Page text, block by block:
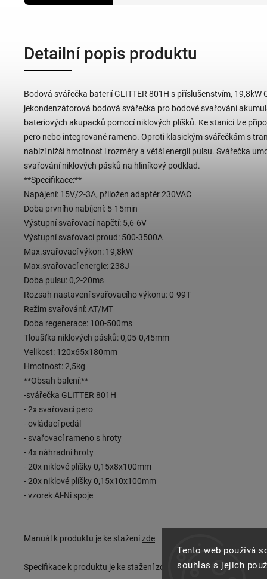
Tento web používá
souhlas s jejich
Detailní popis produktu
Bodová svářečka baterií GLITTER 801H s příslušenstvím, 19,8kW
jekondenzátorová bodová svářečka pro bodové svařování
bateriových akupacků pomocí niklových plíšků. Ke stanici lze
pero nebo integrované rameno. Oproti klasickým svářečkám s
nabízí nižší hmotnost i rozměry a větší energii pulsu. Svářečka
svařování niklových pásků na hliníkový podklad.
**Specifikace:**
Napájení: 15V/2-3A, přiložen adaptér 230VAC
Doba prvního nabíjení: 5-15min
Výstupní svařovací napětí: 5,6-6V
Výstupní svařovací proud: 500-3500A
Max.svařovací výkon: 19,8kW
Max.svařovací energie: 238J
Doba pulsu: 0,2-20ms
Rozsah nastavení svařovacího výkonu: 0-99T
Režim svařování: AT/MT
Doba regenerace: 100-500ms
Tloušťka niklových pásků: 0,05-0,45mm
Velikost: 120x65x180mm
Hmotnost: 2,5kg
**Obsah balení:**
-svářečka GLITTER 801H
- 2x svařovací pero
- ovládací pedál
- svařovací rameno s hroty
- 4x náhradní hroty
- 20x niklové plíšky 0,15x8x100mm
- 20x niklové plíšky 0,15x10x100mm
- vzorek Al-Ni spoje
Manuál k produktu je ke staženízde
Specifikace k produktu je ke staženízde